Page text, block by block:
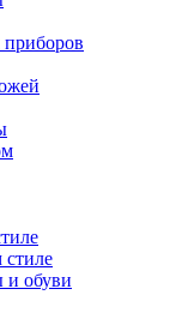
и обуви